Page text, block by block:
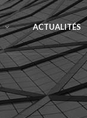
ACTUALITÉS